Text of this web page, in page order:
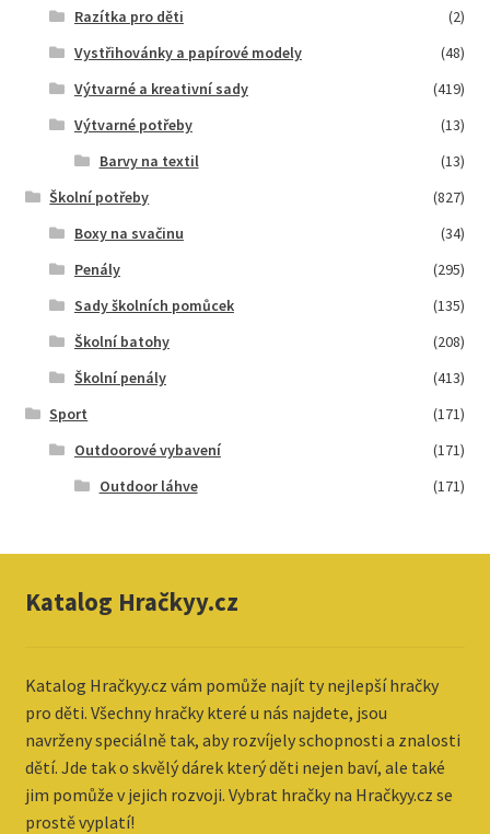
Razítka pro děti
(2)
Vystřihovánky a papírové modely
(48)
Výtvarné a kreativní sady
(419)
Výtvarné potřeby
(13)
Barvy na textil
(13)
Školní potřeby
(827)
Boxy na svačinu
(34)
Penály
(295)
Sady školních pomůcek
(135)
Školní batohy
(208)
Školní penály
(413)
Sport
(171)
Outdoorové vybavení
(171)
Outdoor láhve
(171)
Katalog Hračkyy.cz
Katalog Hračkyy.cz vám pomůže najít ty nejlepší hračky
pro děti. Všechny hračky které u nás najdete, jsou
navrženy speciálně tak, aby rozvíjely schopnosti a znalosti
dětí. Jde tak o skvělý dárek který děti nejen baví, ale také
jim pomůže v jejich rozvoji. Vybrat hračky na Hračkyy.cz se
prostě vyplatí!